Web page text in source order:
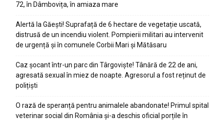
72, în Dâmbovița, în amiaza mare
Alertă la Găești! Suprafață de 6 hectare de vegetație uscată,
distrusă de un incendiu violent. Pompierii militari au intervenit
de urgență și în comunele Corbii Mari și Mătăsaru
Caz șocant într-un parc din Târgoviște! Tânără de 22 de ani,
agresată sexual în miez de noapte. Agresorul a fost reținut de
polițiști
O rază de speranță pentru animalele abandonate! Primul spital
veterinar social din România și-a deschis oficial porțile în